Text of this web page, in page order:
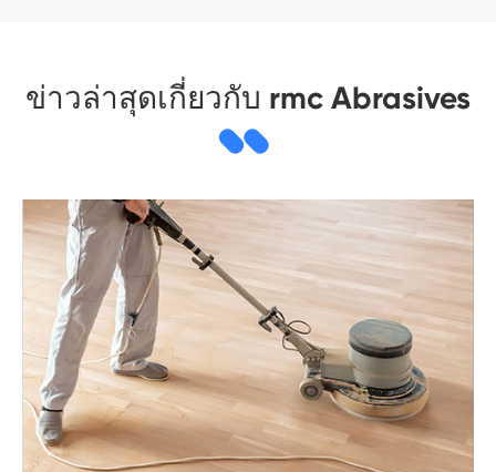
ข่าวล่าสุดเกี่ยวกับ rmc Abrasives